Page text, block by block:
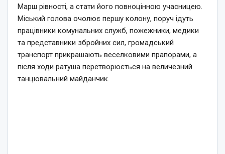
Марш рівності, а стати його повноцінною учасницею.
Міський голова очолює першу колону, поруч ідуть
працівники комунальних служб, пожежники, медики
та представники збройних сил, громадський
транспорт прикрашають веселковими прапорами, а
після ходи ратуша перетворюється на величезний
танцювальний майданчик.